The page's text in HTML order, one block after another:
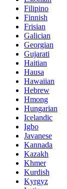
Filipino
Finnish
Frisian
Galician
Georgian
Gujarati
Haitian
Hausa
Hawaiian
Hebrew
Hmong
Hungarian
Icelandic
Igbo
Javanese
Kannada
Kazakh
Khmer
Kurdish
Kyrgyz